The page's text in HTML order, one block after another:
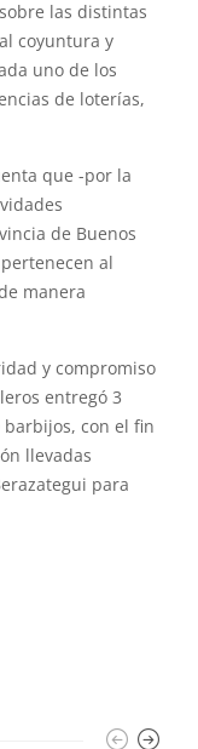
las distintas
coyuntura y
uno de los
de loterías,
que -por la
de Buenos
al
manera
y compromiso
entregó 3
con el fin
llevadas
para